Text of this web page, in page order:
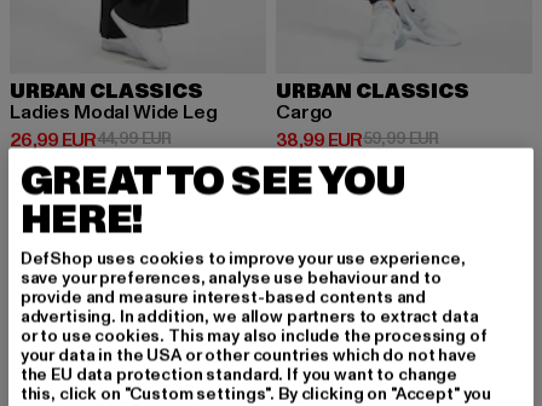
URBAN CLASSICS
Ladies Modal Wide Leg
26,99 EUR
Derzeitiger Preis: 26,99 EUR
44,99 EURAktionspreis: 44,99 EUR
URBAN CLASSICS
Cargo
38,99 EUR
Derzeitiger Preis: 38,99 EUR
59,99 EURAktionspreis:
NEU -25%
GREAT TO SEE YOU
HERE!
DefShop uses cookies to improve your use experience,
save your preferences, analyse use behaviour and to
provide and measure interest-based contents and
advertising. In addition, we allow partners to extract data
or to use cookies. This may also include the processing of
your data in the USA or other countries which do not have
the EU data protection standard. If you want to change
this, click on "Custom settings". By clicking on "Accept" you